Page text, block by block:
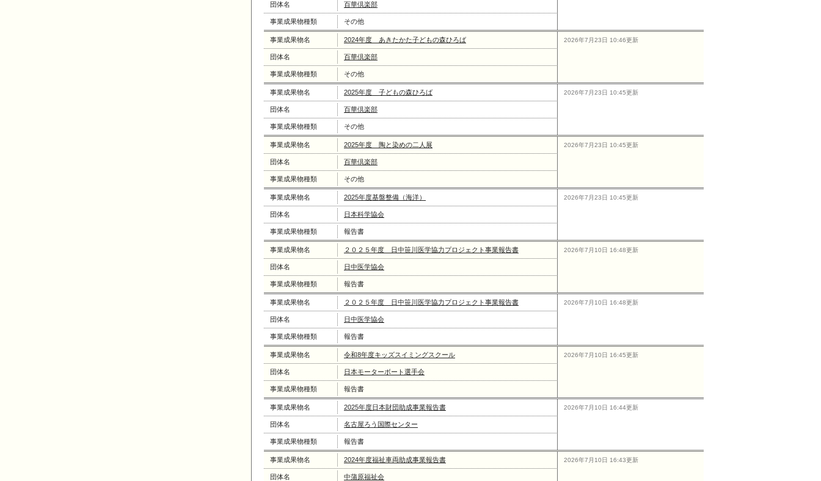
団体名 百華倶楽部
事業成果物種類 その他
事業成果物名 2024年度 あきたかた子どもの森ひろば
団体名 百華倶楽部
事業成果物種類 その他
2026年7月23日 10:46更新
事業成果物名 2025年度 子どもの森ひろば
団体名 百華倶楽部
事業成果物種類 その他
2026年7月23日 10:45更新
事業成果物名 2025年度 陶と染めの二人展
団体名 百華倶楽部
事業成果物種類 その他
2026年7月23日 10:45更新
事業成果物名 2025年度基盤整備（海洋）
団体名 日本科学協会
事業成果物種類 報告書
2026年7月23日 10:45更新
事業成果物名 ２０２５年度 日中笹川医学協力プロジェクト事業報告書
団体名 日中医学協会
事業成果物種類 報告書
2026年7月10日 16:48更新
事業成果物名 ２０２５年度 日中笹川医学協力プロジェクト事業報告書
団体名 日中医学協会
事業成果物種類 報告書
2026年7月10日 16:48更新
事業成果物名 令和8年度キッズスイミングスクール
団体名 日本モーターボート選手会
事業成果物種類 報告書
2026年7月10日 16:45更新
事業成果物名 2025年度日本財団助成事業報告書
団体名 名古屋ろう国際センター
事業成果物種類 報告書
2026年7月10日 16:44更新
事業成果物名 2024年度福祉車両助成事業報告書
団体名 中蒲原福祉会
2026年7月10日 16:43更新